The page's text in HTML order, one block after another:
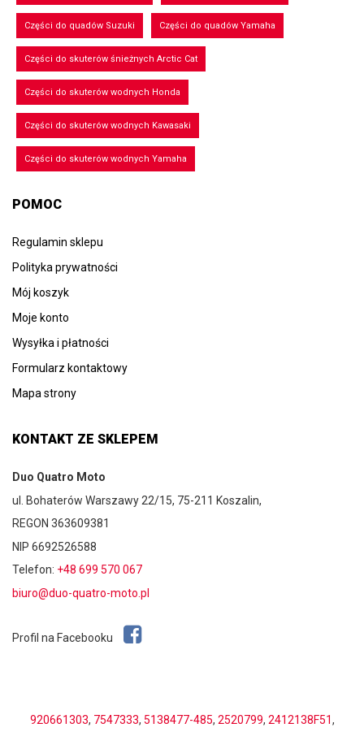
Części do quadów Suzuki Części do quadów Yamaha
Części do skuterów śnieżnych Arctic Cat
Części do skuterów wodnych Honda
Części do skuterów wodnych Kawasaki
Części do skuterów wodnych Yamaha
POMOC
Regulamin sklepu
Polityka prywatności
Mój koszyk
Moje konto
Wysyłka i płatności
Formularz kontaktowy
Mapa strony
KONTAKT ZE SKLEPEM
Duo Quatro Moto
ul. Bohaterów Warszawy 22/15, 75-211 Koszalin,
REGON 363609381
NIP 6692526588
Telefon: +48 699 570 067
biuro@duo-quatro-moto.pl
Profil na Facebooku
920661303, 7547333, 5138477-485, 2520799, 2412138F51,